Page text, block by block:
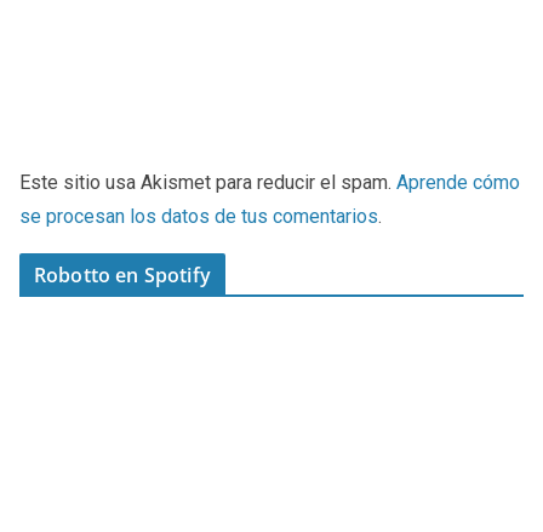
Este sitio usa Akismet para reducir el spam. Aprende cómo
se procesan los datos de tus comentarios.
Robotto en Spotify